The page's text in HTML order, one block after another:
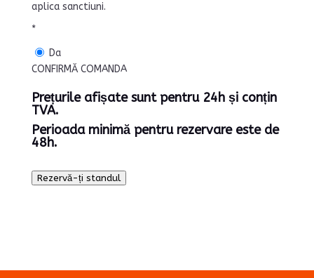
aplica sanctiuni.
*
Da
CONFIRMĂ COMANDA
Prețurile afișate sunt pentru 24h și conțin
TVA.
Perioada minimă pentru rezervare este de
48h.
Rezervă-ți standul